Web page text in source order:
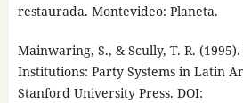
restaurada. Montevideo: Planeta.
Mainwaring, S., & Scully, T. R.
Institutions: Party Systems in Latin
Stanford University Press. DOI: